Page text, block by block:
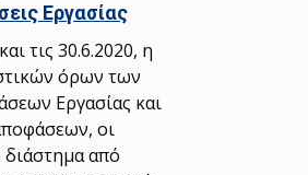
Εργασίας
τις 30.6.2020, η
όρων των
Εργασίας και
οι
διάστημα από